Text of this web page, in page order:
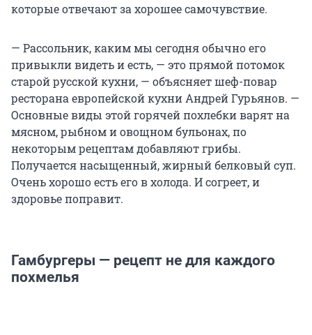
которые отвечают за хорошее самочувствие.
— Рассольник, каким мы сегодня обычно его
привыкли видеть и есть, — это прямой потомок
старой русской кухни, — объясняет шеф-повар
ресторана европейской кухни Андрей Гурьянов. —
Основные виды этой горячей похлебки варят на
мясном, рыбном и овощном бульонах, по
некоторым рецептам добавляют грибы.
Получается насыщенный, жирный белковый суп.
Очень хорошо есть его в холода. И согреет, и
здоровье поправит.
Гамбургеры — рецепт не для каждого
похмелья